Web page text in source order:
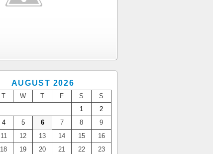
AUGUST 2026
T W T F S
S
1
2
4 5 6 7 8
9
11 12 13 14 15
16
18 19 20 21 22
23